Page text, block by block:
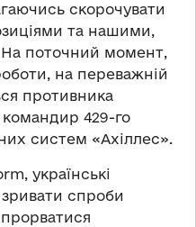
скорочувати
та нашими,
На поточний момент,
на переважній
противника
429-го
систем «Ахіллес».
українські
спроби